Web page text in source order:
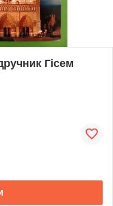
Гісем